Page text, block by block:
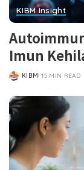
KIBM Insight
Imun
POSTED
KIBM 15 MIN READ